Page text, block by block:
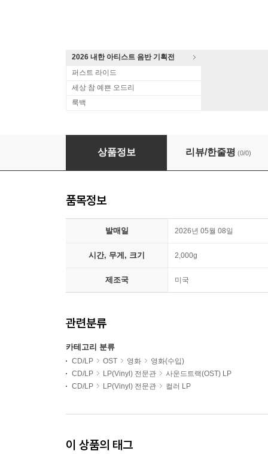
2026 내한 아티스트 음반 기획전
퍼스트 라이드
세상 참 예쁜 오드리
룩백
브로크백 마운틴 영화음악 (Brokeback
상품정보 리뷰/한줄평 (0/0)
품목정보
발매일 2026년 05월 08일
시간, 무게, 크기 2,000g
제조국 미국
관련분류
카테고리 분류
CD/LP OST 영화
영화(수입)
CD/LP
LP(Vinyl) 전문관
사운드트랙(OST) LP
CD/LP
LP(Vinyl) 전문관 컬러 LP
이 상품의 태그